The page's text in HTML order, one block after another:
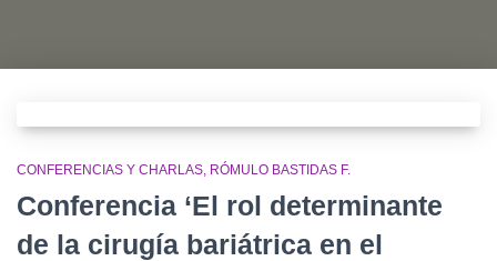
CONFERENCIAS Y CHARLAS RÓMULO BASTIDAS F.
Conferencia ‘El rol determinante
de la cirugía bariátrica en el